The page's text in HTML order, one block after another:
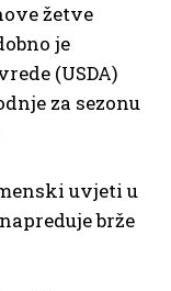
žetve
je
(USDA)
za sezonu
uvjeti u
brže